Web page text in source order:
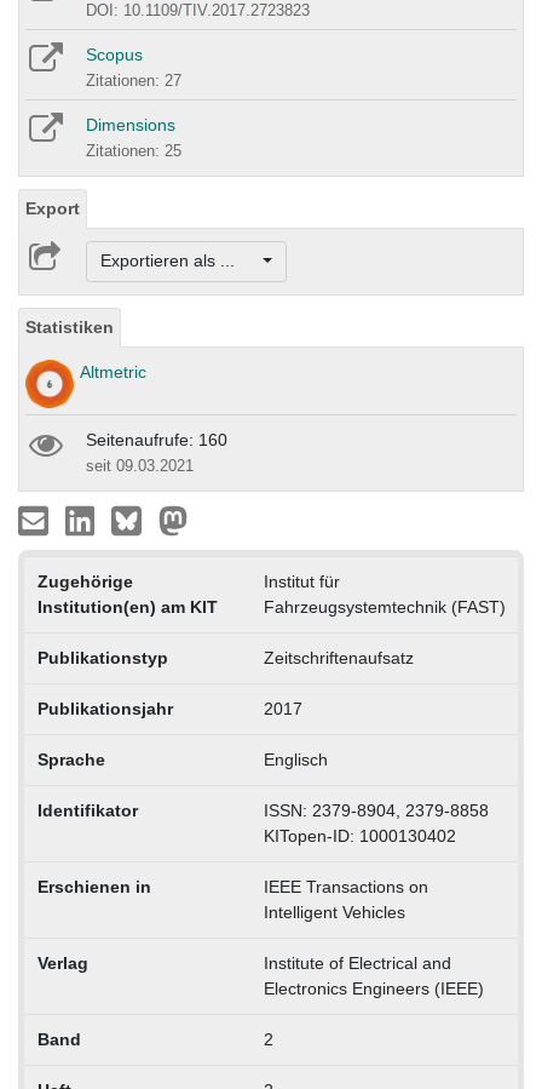
DOI: 10.1109/TIV.2017.2723823
Scopus
Zitationen: 27
Dimensions
Zitationen: 25
Export
Exportieren als ...
Statistiken
Altmetric
Seitenaufrufe: 160
seit 09.03.2021
Zugehörige
Institution(en) am KIT
Institut für
Fahrzeugsystemtechnik (FAST)
Publikationstyp Zeitschriftenaufsatz
Publikationsjahr 2017
Sprache Englisch
Identifikator
ISSN: 2379-8904, 2379-8858
KITopen-ID: 1000130402
Erschienen in
IEEE Transactions on
Intelligent Vehicles
Verlag
Institute of Electrical and
Electronics Engineers (IEEE)
Band 2